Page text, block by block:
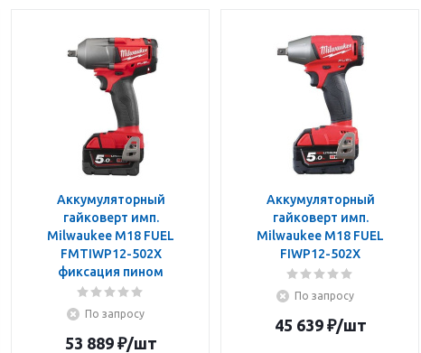
Аккумуляторный
гайковерт имп.
Milwaukee M18 FUEL
FMTIWP12-502X
фиксация пином
По запросу
53 889₽/шт
Аккумуляторный
гайковерт имп.
Milwaukee M18 FUEL
FIWP12-502X
По запросу
45 639₽/шт